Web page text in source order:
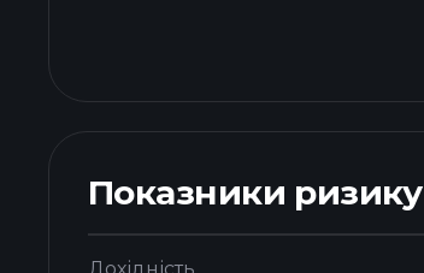
Показники ризику